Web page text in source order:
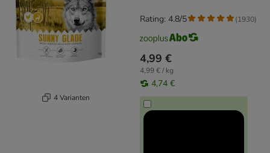
4 Varianten
4,99 €
4,99 € / kg
4,74 €
Rating: 4.8/5 (1930)